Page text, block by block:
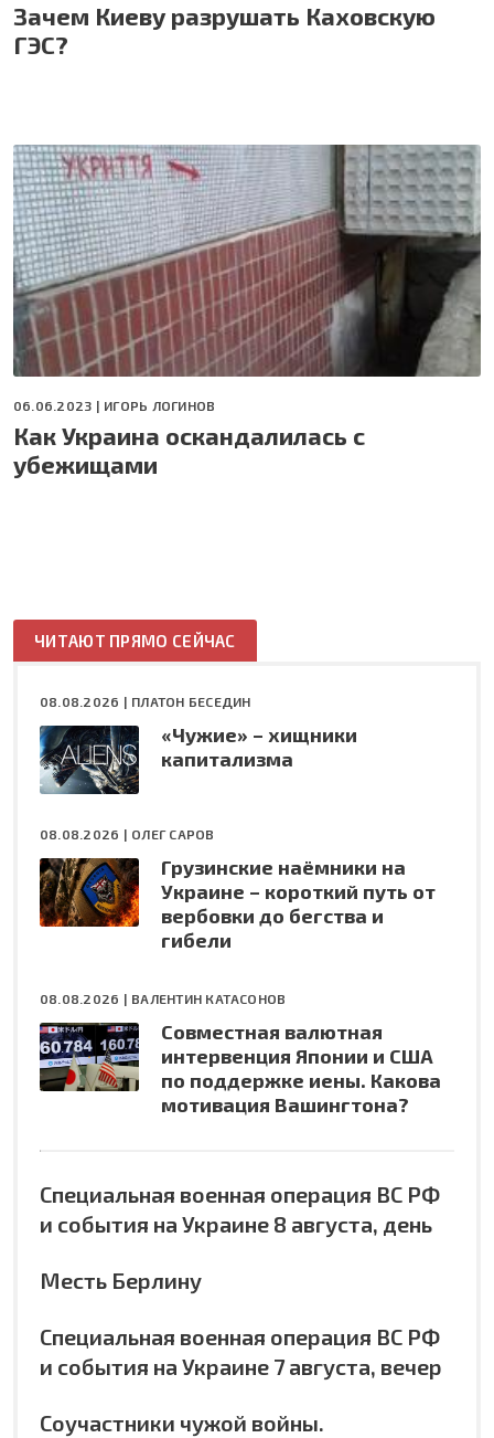
Зачем Киеву разрушать Каховскую
ГЭС?
06.06.2023 | ИГОРЬ ЛОГИНОВ
Как Украина оскандалилась с
убежищами
ЧИТАЮТ ПРЯМО СЕЙЧАС
08.08.2026 | ПЛАТОН БЕСЕДИН
«Чужие» – хищники
капитализма
08.08.2026 | ОЛЕГ САРОВ
Грузинские наёмники на
Украине – короткий путь от
вербовки до бегства и
гибели
08.08.2026 | ВАЛЕНТИН КАТАСОНОВ
Совместная валютная
интервенция Японии и США
по поддержке иены. Какова
мотивация Вашингтона?
Специальная военная операция ВС РФ
и события на Украине 8 августа, день
Месть Берлину
Специальная военная операция ВС РФ
и события на Украине 7 августа, вечер
Соучастники чужой войны.